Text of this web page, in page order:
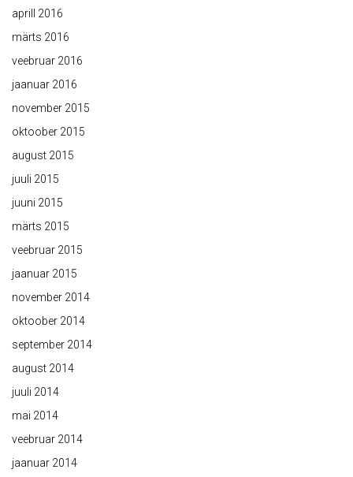
aprill 2016
märts 2016
veebruar 2016
jaanuar 2016
november 2015
oktoober 2015
august 2015
juuli 2015
juuni 2015
märts 2015
veebruar 2015
jaanuar 2015
november 2014
oktoober 2014
september 2014
august 2014
juuli 2014
mai 2014
veebruar 2014
jaanuar 2014